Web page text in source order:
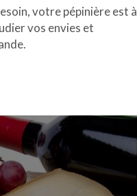
votre pépinière est à
vos envies et